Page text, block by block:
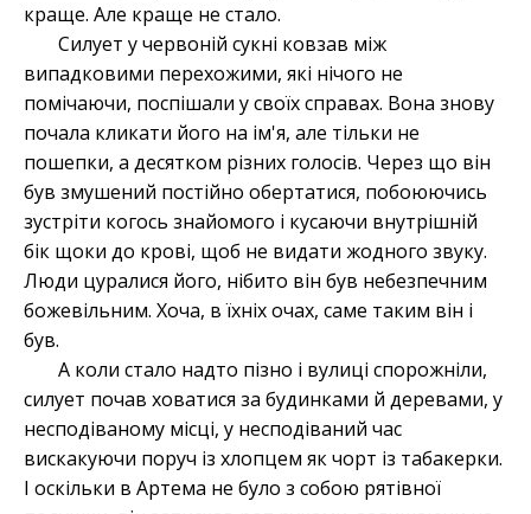
краще. Але краще не стало.
Силует у червоній сукні ковзав між
випадковими перехожими, які нічого не
помічаючи, поспішали у своїх справах. Вона знову
почала кликати його на ім'я, але тільки не
пошепки, а десятком різних голосів. Через що він
був змушений постійно обертатися, побоюючись
зустріти когось знайомого і кусаючи внутрішній
бік щоки до крові, щоб не видати жодного звуку.
Люди цуралися його, нібито він був небезпечним
божевільним. Хоча, в їхніх очах, саме таким він і
був.
А коли стало надто пізно і вулиці спорожніли,
силует почав ховатися за будинками й деревами, у
несподіваному місці, у несподіваний час
вискакуючи поруч із хлопцем як чорт із табакерки.
І оскільки в Артема не було з собою рятівної